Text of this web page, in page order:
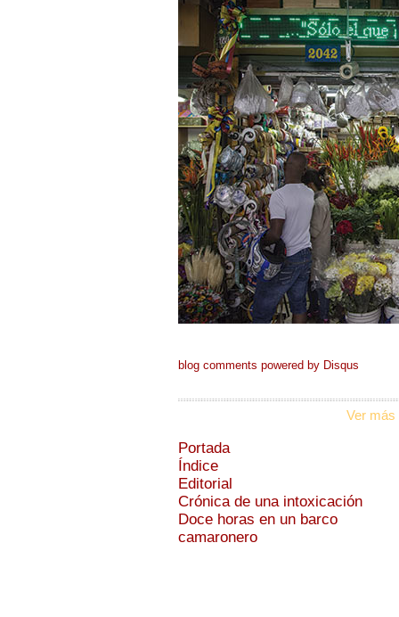
blog comments powered by Disqus
Ver más
Portada
Índice
Editorial
Crónica de una intoxicación
Doce horas en un barco
camaronero